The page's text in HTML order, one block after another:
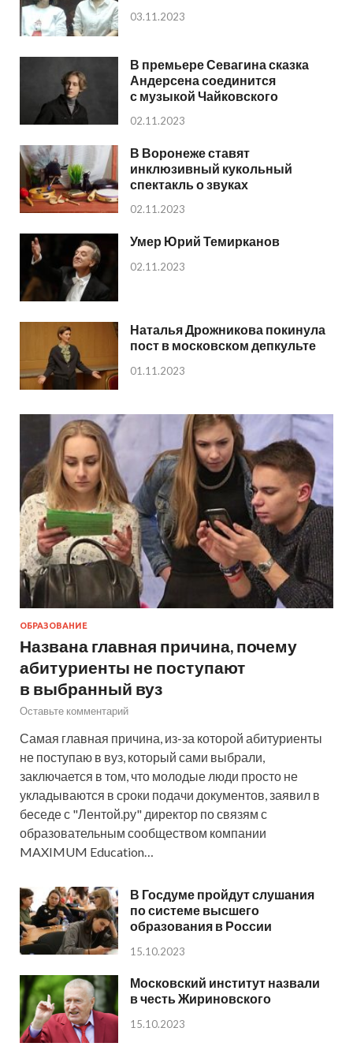
03.11.2023
В премьере Севагина сказка
Андерсена соединится
с музыкой Чайковского
02.11.2023
В Воронеже ставят
инклюзивный кукольный
спектакль о звуках
02.11.2023
Умер Юрий Темирканов
02.11.2023
Наталья Дрожникова покинула
пост в московском депкульте
01.11.2023
ОБРАЗОВАНИЕ
Названа главная причина, почему
абитуриенты не поступают
в выбранный вуз
Оставьте комментарий
Самая главная причина, из-за которой абитуриенты
не поступаю в вуз, который сами выбрали,
заключается в том, что молодые люди просто не
укладываются в сроки подачи документов, заявил в
беседе с "Лентой.ру" директор по связям с
образовательным сообществом компании
MAXIMUM Education…
В Госдуме пройдут слушания
по системе высшего
образования в России
15.10.2023
Московский институт назвали
в честь Жириновского
15.10.2023